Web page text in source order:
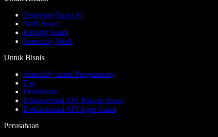
Generator Suara AI
Sulih Suara
Kloning Suara
Speechify Work
Untuk Bisnis
Speechify untuk Pengembang
Tim
Pendidikan
Dokumentasi API Teks ke Suara
Dokumentasi API Agen Suara
Perusahaan